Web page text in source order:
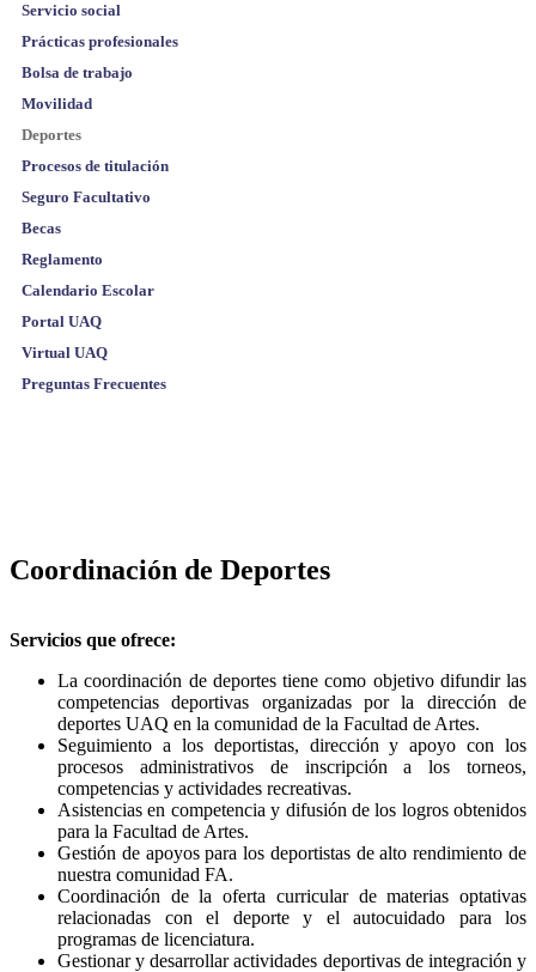
Servicio social
Prácticas profesionales
Bolsa de trabajo
Movilidad
Deportes
Procesos de titulación
Seguro Facultativo
Becas
Reglamento
Calendario Escolar
Portal UAQ
Virtual UAQ
Preguntas Frecuentes
Coordinación de Deportes
Servicios que ofrece:
La coordinación de deportes tiene como objetivo difundir las
competencias deportivas organizadas por la dirección de
deportes UAQ en la comunidad de la Facultad de Artes.
Seguimiento a los deportistas, dirección y apoyo con los
procesos administrativos de inscripción a los torneos,
competencias y actividades recreativas.
Asistencias en competencia y difusión de los logros obtenidos
para la Facultad de Artes.
Gestión de apoyos para los deportistas de alto rendimiento de
nuestra comunidad FA.
Coordinación de la oferta curricular de materias optativas
relacionadas con el deporte y el autocuidado para los
programas de licenciatura.
Gestionar y desarrollar actividades deportivas de integración y